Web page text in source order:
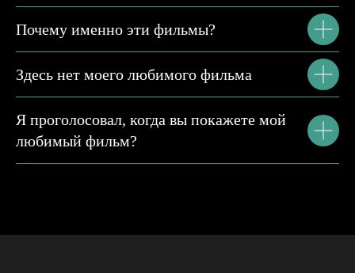
Почему именно эти фильмы?
Здесь нет моего любимого фильма
Я проголосовал, когда вы покажете мой
любимый фильм?